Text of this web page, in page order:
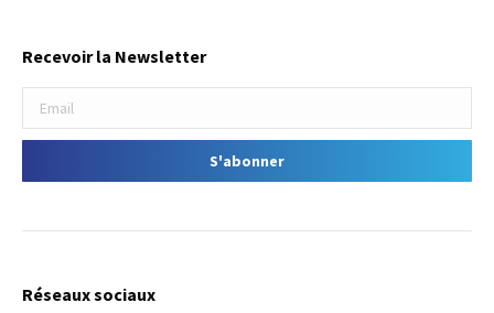
Recevoir la Newsletter
Réseaux sociaux